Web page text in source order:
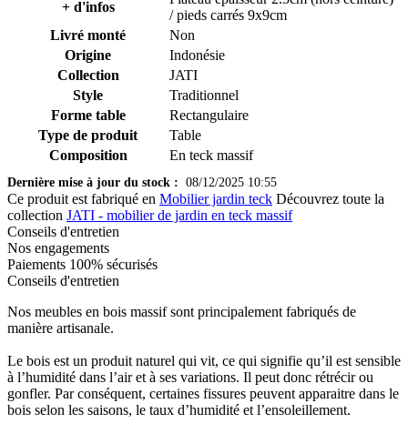
+ d'infos
/ pieds carrés 9x9cm
Livré monté
Non
Origine
Indonésie
Collection
JATI
Style
Traditionnel
Forme table
Rectangulaire
Type de produit
Table
Composition
En teck massif
Dernière mise à jour du stock : 08/12/2025 10:55
Ce produit est fabriqué en Mobilier jardin teck Découvrez toute la
collection JATI - mobilier de jardin en teck massif
Conseils d'entretien
Nos engagements
Paiements 100% sécurisés
Conseils d'entretien
Nos meubles en bois massif sont principalement fabriqués de
manière artisanale.
Le bois est un produit naturel qui vit, ce qui signifie qu’il est sensible
à l’humidité dans l’air et à ses variations. Il peut donc rétrécir ou
gonfler. Par conséquent, certaines fissures peuvent apparaitre dans le
bois selon les saisons, le taux d’humidité et l’ensoleillement.